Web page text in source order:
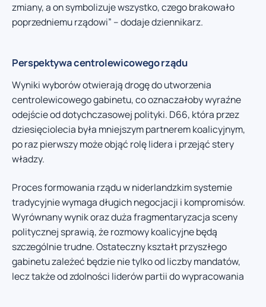
zmiany, a on symbolizuje wszystko, czego brakowało
poprzedniemu rządowi” – dodaje dziennikarz.
Perspektywa centrolewicowego rządu
Wyniki wyborów otwierają drogę do utworzenia
centrolewicowego gabinetu, co oznaczałoby wyraźne
odejście od dotychczasowej polityki. D66, która przez
dziesięciolecia była mniejszym partnerem koalicyjnym,
po raz pierwszy może objąć rolę lidera i przejąć stery
władzy.
Proces formowania rządu w niderlandzkim systemie
tradycyjnie wymaga długich negocjacji i kompromisów.
Wyrównany wynik oraz duża fragmentaryzacja sceny
politycznej sprawią, że rozmowy koalicyjne będą
szczególnie trudne. Ostateczny kształt przyszłego
gabinetu zależeć będzie nie tylko od liczby mandatów,
lecz także od zdolności liderów partii do wypracowania